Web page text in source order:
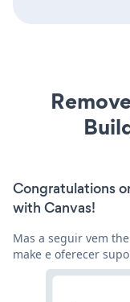
Congratulations
with Canvas!
Mas a seguir vem
make e oferecer